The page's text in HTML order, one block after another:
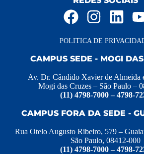
POLITICA DE
CAMPUS SEDE - MOGI
Av. Dr. Cândido Xavier de Almeida
Mogi das Cruzes – São Paulo –
(11) 4798-7000 – 4798-
CAMPUS FORA DA SEDE -
Rua Otelo Augusto Ribeiro, 579 –
São Paulo, 08412-000
(11) 4798-7000 – 4798-